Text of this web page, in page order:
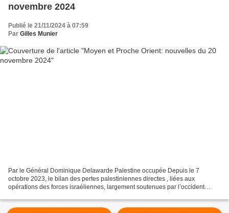
novembre 2024
Publié le 21/11/2024 à 07:59
Par Gilles Munier
Par le Général Dominique Delawarde Palestine occupée Depuis le 7
octobre 2023, le bilan des pertes palestiniennes directes , liées aux
opérations des forces israéliennes, largement soutenues par l’occident